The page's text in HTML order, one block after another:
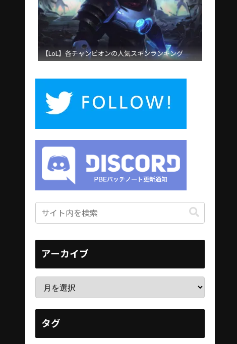
【LoL】各チャンピオンの人気スキンランキング
アーカイブ
タグ